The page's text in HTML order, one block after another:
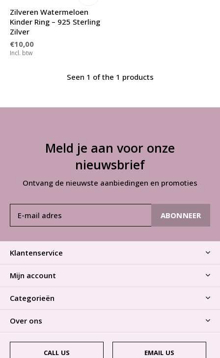
Zilveren Watermeloen
Kinder Ring – 925 Sterling
Zilver
€10,00
Incl. btw
Seen 1 of the 1 products
Meld je aan voor onze
nieuwsbrief
Ontvang de nieuwste aanbiedingen en promoties
ABONNEER
Klantenservice
Mijn account
Categorieën
Over ons
CALL US EMAIL US